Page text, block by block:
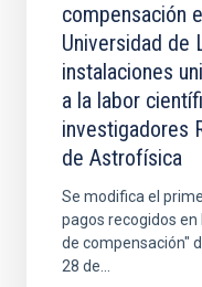
compensación
Universidad de
instalaciones
a la labor
investigadores
de Astrofísica
Se modifica el
pagos recogidos en
de compensación"
28 de...